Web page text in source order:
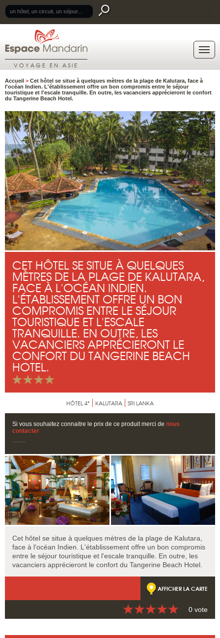
VOYAGE EN ASIE
Accueil > Cet hôtel se situe à quelques mètres de la plage de Kalutara, face à
l'océan Indien. L'établissement offre un bon compromis entre le séjour
touristique et l'escale tranquille. En outre, les vacanciers apprécieront le confort
du Tangerine Beach Hotel.
CET HÔTEL SE SITUE À QUELQUES
MÈTRES DE LA PLAGE DE KALUTARA,
FACE À L'OCÉAN INDIEN.
L'ÉTABLISSEMENT OFFRE UN BON
COMPROMIS ENTRE LE SÉJOUR
TOURISTIQUE ET L'ESCALE
TRANQUILLE. EN OUTRE, LES
VACANCIERS APPRÉCIERONT LE
CONFORT DU TANGERINE BEACH
HOTEL.
HÔTEL 4* KALUTARA SRI LANKA
Si vous souhaitez connaitre le prix de ce produit merci de nous
contacter
Cet hôtel se situe à quelques mètres de la plage de Kalutara,
face à l'océan Indien. L'établissement offre un bon compromis
entre le séjour touristique et l'escale tranquille. En outre, les
vacanciers apprécieront le confort du Tangerine Beach Hotel.
AFFICHER LA CARTE
0 vote